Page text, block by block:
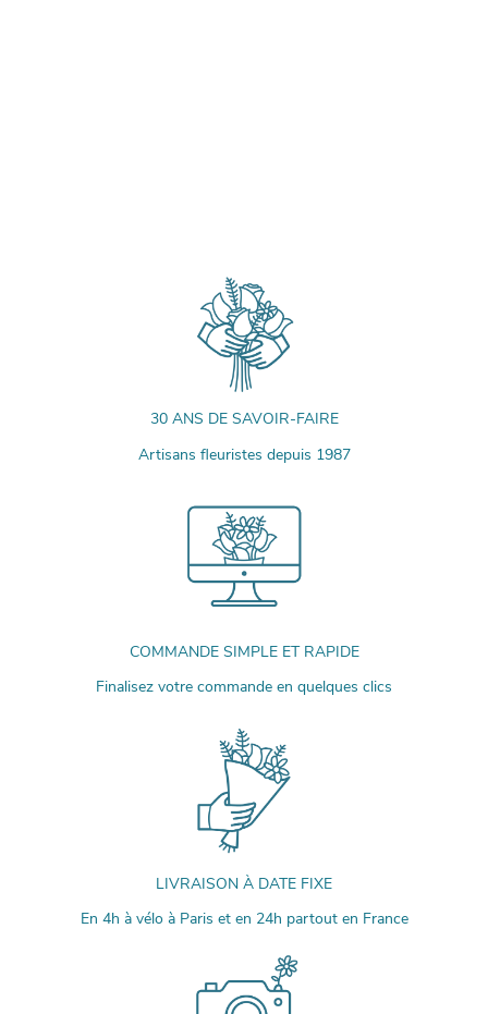
30 ANS DE SAVOIR-FAIRE
Artisans fleuristes depuis 1987
COMMANDE SIMPLE ET RAPIDE
Finalisez votre commande en quelques clics
LIVRAISON À DATE FIXE
En 4h à vélo à Paris et en 24h partout en France